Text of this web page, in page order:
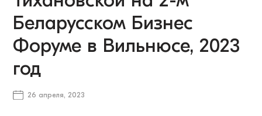
Беларусском Бизнес
Форуме в Вильнюсе, 2023
год
26 апреля, 2023